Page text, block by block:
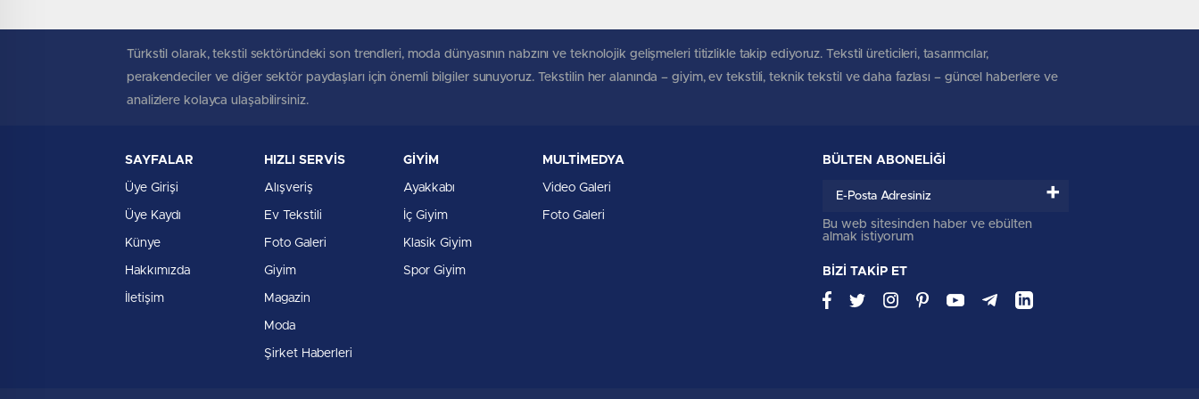
Türkstil olarak, tekstil sektöründeki son trendleri, moda dünyasının nabzını ve teknolojik gelişmeleri titizlikle takip ediyoruz. Tekstil üreticileri, tasarımcılar,
perakendeciler ve diğer sektör paydaşları için önemli bilgiler sunuyoruz. Tekstilin her alanında – giyim, ev tekstili, teknik tekstil ve daha fazlası – güncel haberlere ve
analizlere kolayca ulaşabilirsiniz.
SAYFALAR
Üye Girişi
Üye Kaydı
Künye
Hakkımızda
İletişim
HIZLI SERVİS
Alışveriş
Ev Tekstili
Foto Galeri
Giyim
Magazin
Moda
Şirket Haberleri
GİYİM
Ayakkabı
İç Giyim
Klasik Giyim
Spor Giyim
MULTİMEDYA
Video Galeri
Foto Galeri
BÜLTEN ABONELİĞİ
+
Bu web sitesinden haber ve ebülten
almak istiyorum
BİZİ TAKİP ET